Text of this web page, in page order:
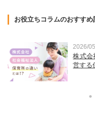
お役立ちコラムのおすすめ
2026/
東京
事業